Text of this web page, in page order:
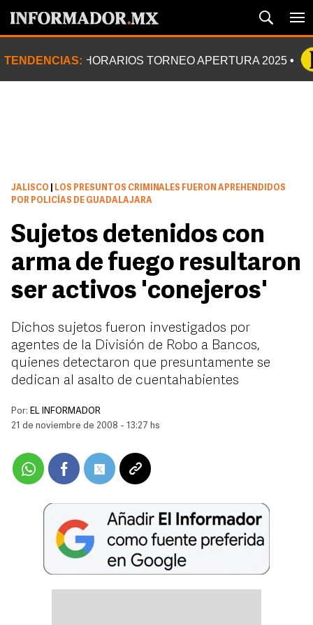
TENDENCIAS: HORARIOS TORNEO APERTURA 2025
JALISCO
LOS PRESUNTOS CRIMINALES FUERON APREHENDIDOS
POR POLICÍAS DE GUADALAJARA
Sujetos detenidos con
arma de fuego resultaron
ser activos 'conejeros'
Dichos sujetos fueron investigados por
agentes de la División de Robo a Bancos,
quienes detectaron que presuntamente se
dedican al asalto de cuentahabientes
Por: EL INFORMADOR
21 de noviembre de 2008 - 13:27 hs